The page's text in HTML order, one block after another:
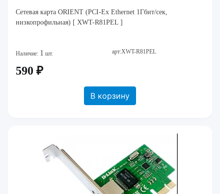
Сетевая карта ORIENT (PCI-Ex Ethernet 1Гбит/сек,
низкопрофильная) [ XWT-R81PEL ]
Наличие: 1 шт. арт:XWT-R81PEL
590 ₽
В корзину